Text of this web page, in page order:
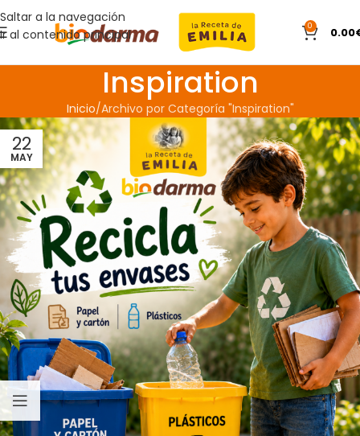
Saltar a la navegación
Ir al contenido principal
0 0.00
Inspiration
Inicio Archivo por Categoría "Inspiration"
22
MAY